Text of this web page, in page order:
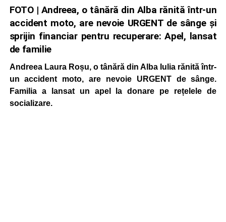
FOTO | Andreea, o tânără din Alba rănită într-un
accident moto, are nevoie URGENT de sânge și
sprijin financiar pentru recuperare: Apel, lansat
de familie
Andreea Laura Roșu, o tânără din Alba Iulia rănită într-
un accident moto, are nevoie URGENT de sânge.
Familia a lansat un apel la donare pe rețelele de
socializare.